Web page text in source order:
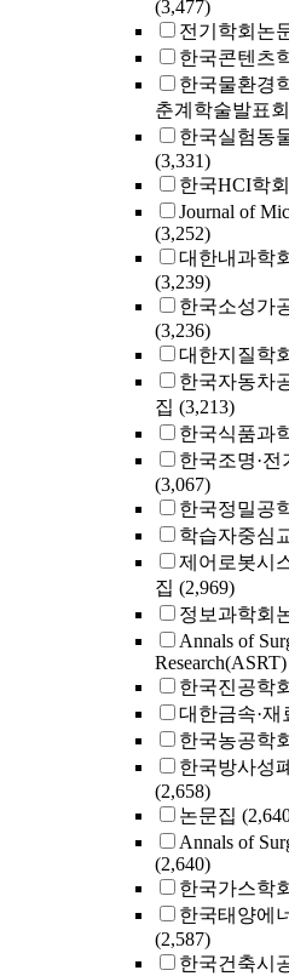
(3,477)
전기학회논
한국콘텐츠
한국물환경
춘계학술발표회
한국실험동
(3,331)
한국HCI학
Journal of
(3,252)
대한내과학
(3,239)
한국소성가
(3,236)
대한지질학
한국자동차
집 (3,213)
한국식품과
한국조명·
(3,067)
한국정밀공
학습자중심
제어로봇시
집 (2,969)
정보과학회
Annals of
Research(ASRT)
한국진공학
대한금속·재
한국농공학
한국방사성
(2,658)
논문집
Annals of
(2,640)
한국가스학
한국태양에
(2,587)
한국건축시